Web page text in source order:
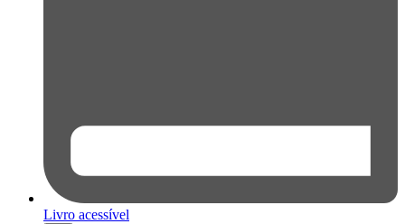
Livro acessível